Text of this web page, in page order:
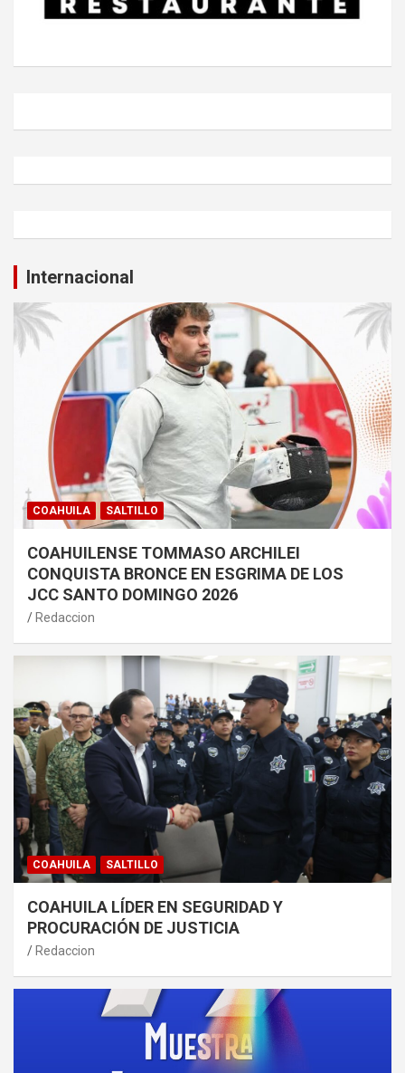
Internacional
COAHUILA SALTILLO
COAHUILENSE TOMMASO ARCHILEI
CONQUISTA BRONCE EN ESGRIMA DE LOS
JCC SANTO DOMINGO 2026
Redaccion
COAHUILA SALTILLO
COAHUILA LÍDER EN SEGURIDAD Y
PROCURACIÓN DE JUSTICIA
Redaccion